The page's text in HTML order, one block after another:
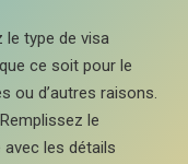
le type de visa
ce soit pour le
ou d’autres raisons.
Remplissez le
les détails